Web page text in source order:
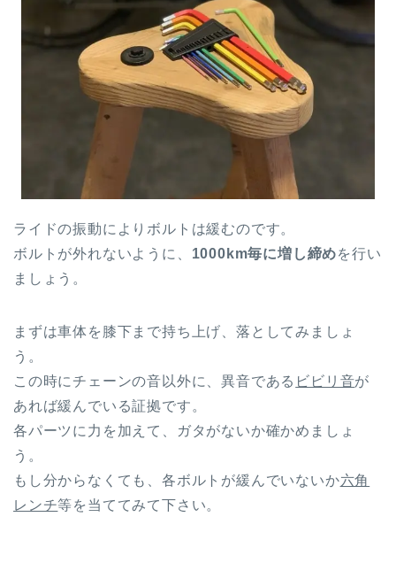
ライドの振動により ボルトは緩むのです。
ボルトが外れないように、 1000km毎に増し締めを行い
ましょう。
まずは車体を膝下まで持ち上げ、落としてみましょ
う。
この時にチェーンの音以外に、異音である ビビリ音が
あれば緩んでいる証拠です。
各パーツに力を加えて、ガタがないか確かめましょ
う。
もし分からなくても、各ボルトが緩んでいないか六角
レンチ等を当ててみて下さい。